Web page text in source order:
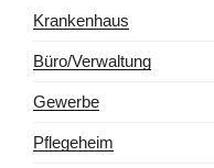
Krankenhaus
Büro/Verwaltung
Gewerbe
Pflegeheim